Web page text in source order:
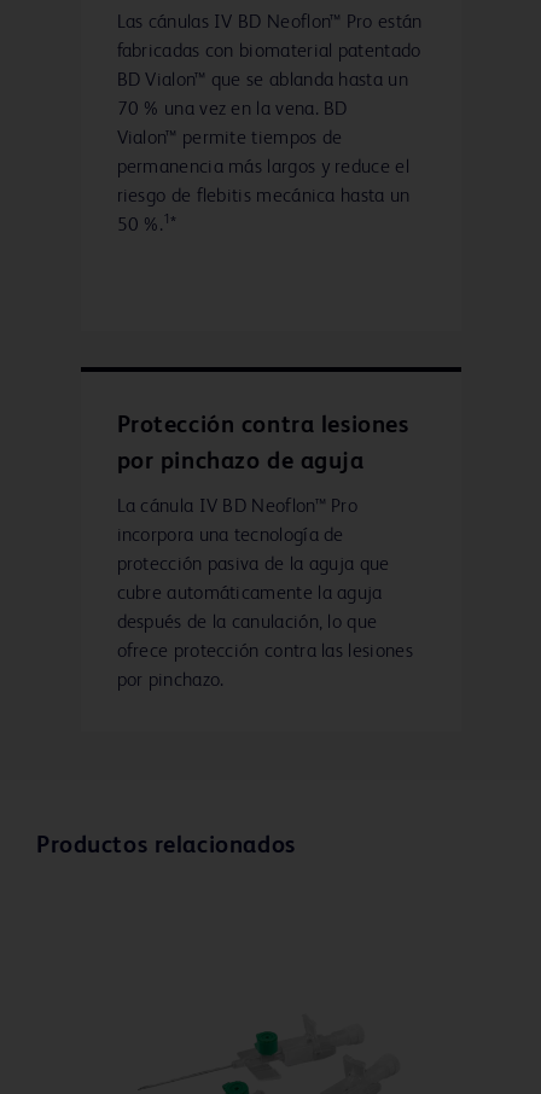
Las cánulas IV BD Neoflon™ Pro están
fabricadas con biomaterial patentado
BD Vialon™ que se ablanda hasta un
70 % una vez en la vena. BD
Vialon™ permite tiempos de
permanencia más largos y reduce el
riesgo de flebitis mecánica hasta un
50 %.1 *
Protección contra lesiones
por pinchazo de aguja
La cánula IV BD Neoflon™ Pro
incorpora una tecnología de
protección pasiva de la aguja que
cubre automáticamente la aguja
después de la canulación, lo que
ofrece protección contra las lesiones
por pinchazo.
Productos relacionados